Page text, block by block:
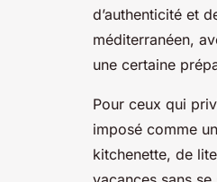
d’authenticité et
méditerranéen,
une certaine
Pour ceux qui
imposé comme
kitchenette, de